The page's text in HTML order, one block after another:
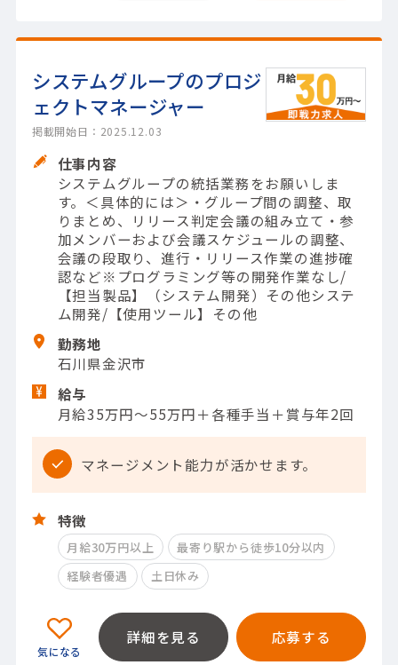
システムグループのプロジ
ェクトマネージャー
掲載開始日：2025.12.03
仕事内容
システムグループの統括業務をお願いしま
す。＜具体的には＞・グループ間の調整、取
りまとめ、リリース判定会議の組み立て・参
加メンバーおよび会議スケジュールの調整、
会議の段取り、進行・リリース作業の進捗確
認など※プログラミング等の開発作業なし/
【担当製品】（システム開発）その他システ
ム開発/【使用ツール】その他
勤務地
石川県金沢市
給与
月給35万円～55万円＋各種手当＋賞与年2回
マネージメント能力が活かせます。
特徴
月給30万円以上
最寄り駅から徒歩10分以内
経験者優遇
土日休み
詳細を見る 応募する